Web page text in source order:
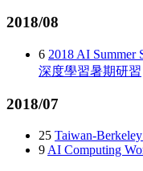
2018/08
6 2018 AI Summer
深度學習暑期研習
2018/07
25 Taiwan-
9 AI Computing